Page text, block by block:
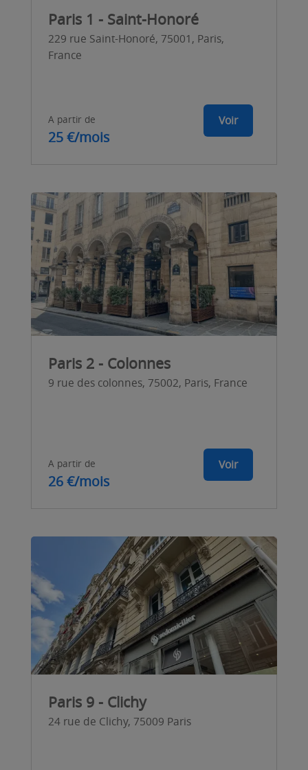
Paris 1 - Saint-Honoré
229 rue Saint-Honoré, 75001, Paris,
France
A partir de
25 €/mois
Voir
Paris 2 - Colonnes
9 rue des colonnes, 75002, Paris, France
A partir de
26 €/mois
Voir
Paris 9 - Clichy
24 rue de Clichy, 75009 Paris